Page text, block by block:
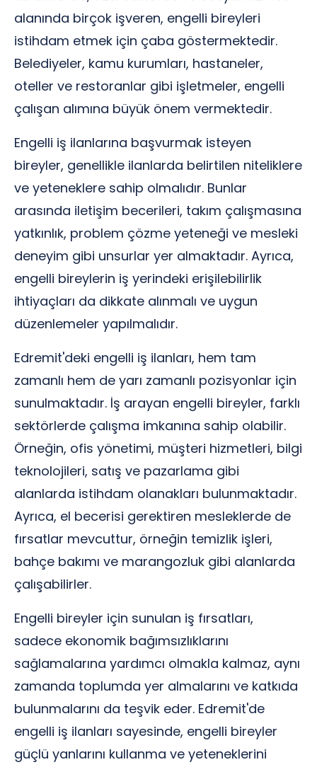
alanında birçok işveren, engelli bireyleri
istihdam etmek için çaba göstermektedir.
Belediyeler, kamu kurumları, hastaneler,
oteller ve restoranlar gibi işletmeler, engelli
çalışan alımına büyük önem vermektedir.
Engelli iş ilanlarına başvurmak isteyen
bireyler, genellikle ilanlarda belirtilen niteliklere
ve yeteneklere sahip olmalıdır. Bunlar
arasında iletişim becerileri, takım çalışmasına
yatkınlık, problem çözme yeteneği ve mesleki
deneyim gibi unsurlar yer almaktadır. Ayrıca,
engelli bireylerin iş yerindeki erişilebilirlik
ihtiyaçları da dikkate alınmalı ve uygun
düzenlemeler yapılmalıdır.
Edremit'deki engelli iş ilanları, hem tam
zamanlı hem de yarı zamanlı pozisyonlar için
sunulmaktadır. İş arayan engelli bireyler, farklı
sektörlerde çalışma imkanına sahip olabilir.
Örneğin, ofis yönetimi, müşteri hizmetleri, bilgi
teknolojileri, satış ve pazarlama gibi
alanlarda istihdam olanakları bulunmaktadır.
Ayrıca, el becerisi gerektiren mesleklerde de
fırsatlar mevcuttur, örneğin temizlik işleri,
bahçe bakımı ve marangozluk gibi alanlarda
çalışabilirler.
Engelli bireyler için sunulan iş fırsatları,
sadece ekonomik bağımsızlıklarını
sağlamalarına yardımcı olmakla kalmaz, aynı
zamanda toplumda yer almalarını ve katkıda
bulunmalarını da teşvik eder. Edremit'de
engelli iş ilanları sayesinde, engelli bireyler
güçlü yanlarını kullanma ve yeteneklerini